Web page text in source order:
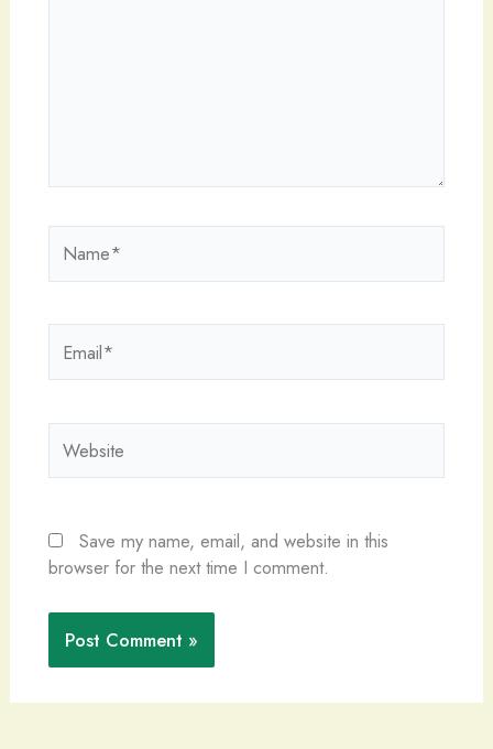
Save my name, email, and website in this
browser for the next time I comment.